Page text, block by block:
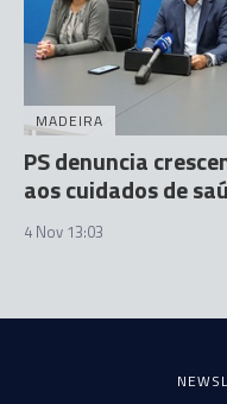
MADEIRA
PS denuncia
aos cuidados de
4 Nov 13:03